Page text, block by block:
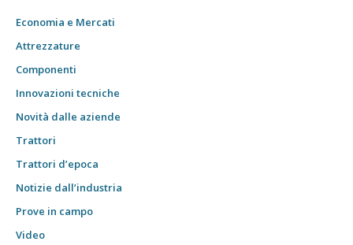
Economia e Mercati
Attrezzature
Componenti
Innovazioni tecniche
Novità dalle aziende
Trattori
Trattori d’epoca
Notizie dall’industria
Prove in campo
Video